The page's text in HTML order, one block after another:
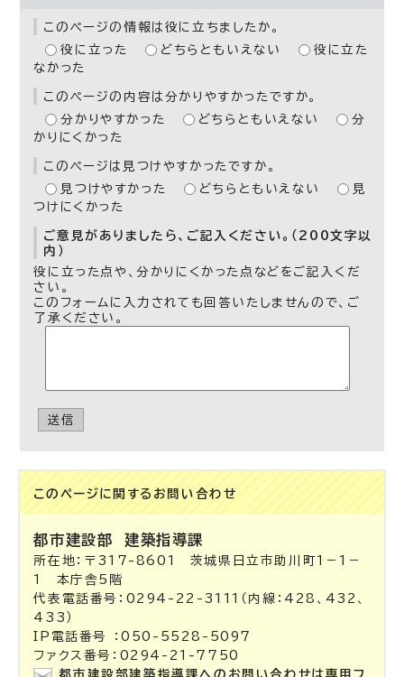
このページの情報は役に立ちましたか。
役に立った
どちらともいえない
役に立た
なかった
このページの内容は分かりやすかったですか。
分かりやすかった
どちらともいえない
分
かりにくかった
このページは見つけやすかったですか。
見つけやすかった
どちらともいえない
見
つけにくかった
ご意見がありましたら、ご記入ください。（200文字以
内）
役に立った点や、分かりにくかった点などをご記入くだ
さい。
このフォームに入力されても回答いたしませんので、ご
了承ください。
送信
このページに関する お問い合わせ
都市建設部建築指導課
所在地：〒317-8601 茨城県日立市助川町1－1－
1 本庁舎5階
代表電話番号：0294-22-3111（内線：428、432、
433）
IP電話番号 ：050-5528-5097
ファクス番号：0294-21-7750
都市建設部建築指導課へのお問い合わせは専用フ